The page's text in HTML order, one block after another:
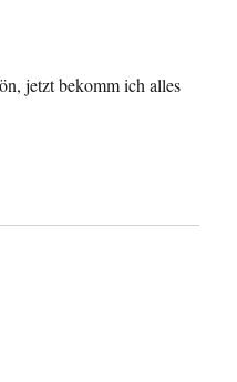
jetzt bekomm ich alles